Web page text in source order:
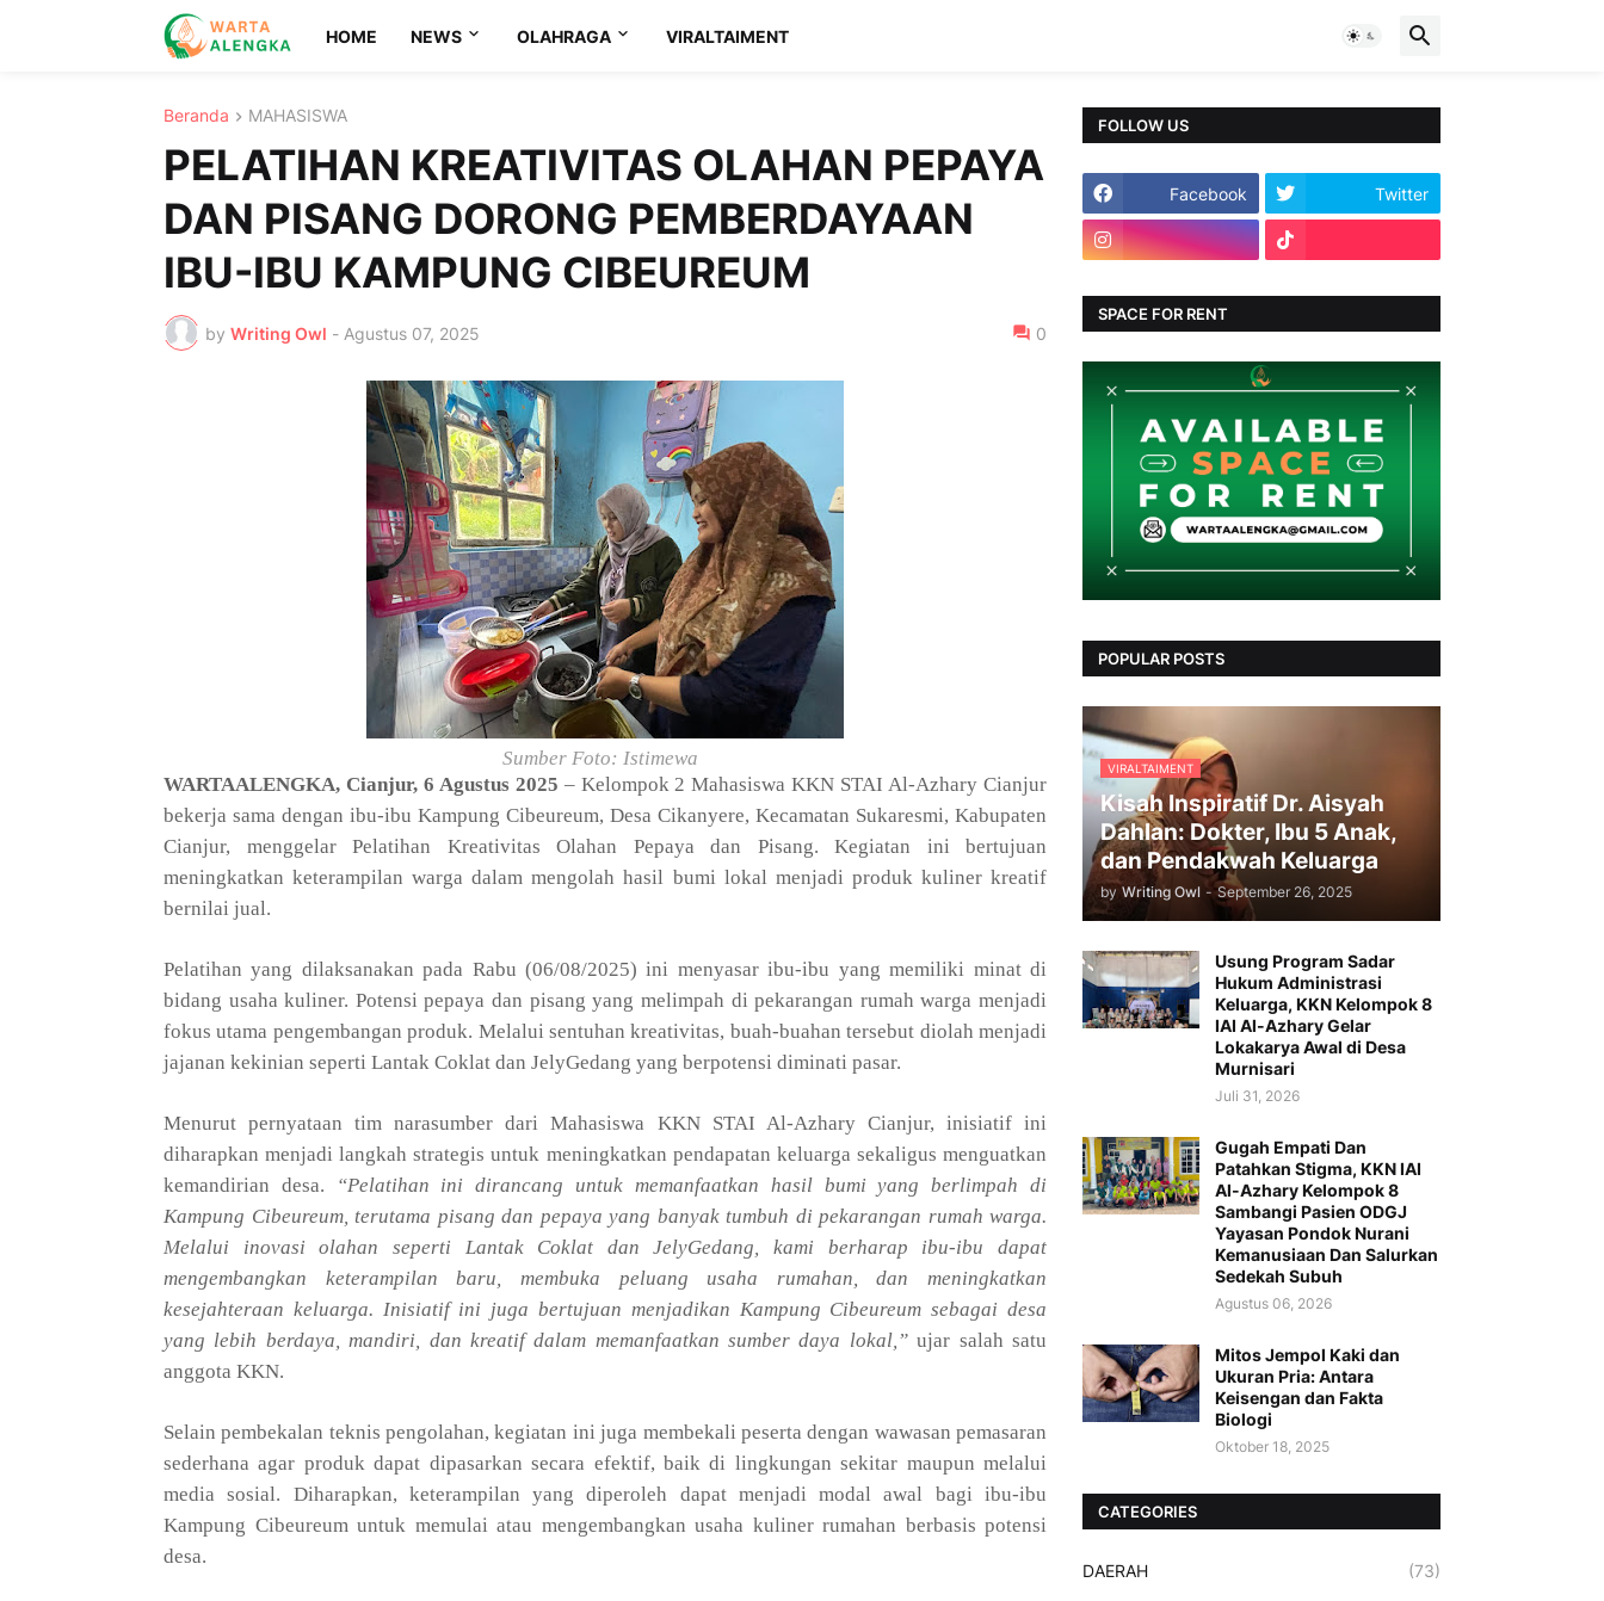
HOME NEWS OLAHRAGA VIRALTAIMENT
Beranda MAHASISWA
PELATIHAN KREATIVITAS OLAHAN PEPAYA
DAN PISANG DORONG PEMBERDAYAAN
IBU-IBU KAMPUNG CIBEUREUM
by Writing Owl - Agustus 07, 2025 0
Sumber Foto: Istimewa
WARTAALENGKA, Cianjur, 6 Agustus 2025 – Kelompok 2 Mahasiswa KKN STAI Al-Azhary Cianjur
bekerja sama dengan ibu-ibu Kampung Cibeureum, Desa Cikanyere, Kecamatan Sukaresmi, Kabupaten
Cianjur, menggelar Pelatihan Kreativitas Olahan Pepaya dan Pisang. Kegiatan ini bertujuan
meningkatkan keterampilan warga dalam mengolah hasil bumi lokal menjadi produk kuliner kreatif
bernilai jual.
Pelatihan yang dilaksanakan pada Rabu (06/08/2025) ini menyasar ibu-ibu yang memiliki minat di
bidang usaha kuliner. Potensi pepaya dan pisang yang melimpah di pekarangan rumah warga menjadi
fokus utama pengembangan produk. Melalui sentuhan kreativitas, buah-buahan tersebut diolah menjadi
jajanan kekinian seperti Lantak Coklat dan JelyGedang yang berpotensi diminati pasar.
Menurut pernyataan tim narasumber dari Mahasiswa KKN STAI Al-Azhary Cianjur, inisiatif ini
diharapkan menjadi langkah strategis untuk meningkatkan pendapatan keluarga sekaligus menguatkan
kemandirian desa.
“Pelatihan ini dirancang untuk memanfaatkan hasil bumi yang berlimpah di
Kampung Cibeureum, terutama pisang dan pepaya yang banyak tumbuh di pekarangan rumah warga.
Melalui inovasi olahan seperti Lantak Coklat dan JelyGedang, kami berharap ibu-ibu dapat
mengembangkan keterampilan baru, membuka peluang usaha rumahan, dan meningkatkan
kesejahteraan keluarga. Inisiatif ini juga bertujuan menjadikan Kampung Cibeureum sebagai desa
yang lebih berdaya, mandiri, dan kreatif dalam memanfaatkan sumber daya lokal,”ujar salah satu
anggota KKN.
Selain pembekalan teknis pengolahan, kegiatan ini juga membekali peserta dengan wawasan pemasaran
sederhana agar produk dapat dipasarkan secara efektif, baik di lingkungan sekitar maupun melalui
media sosial. Diharapkan, keterampilan yang diperoleh dapat menjadi modal awal bagi ibu-ibu
Kampung Cibeureum untuk memulai atau mengembangkan usaha kuliner rumahan berbasis potensi
desa.
FOLLOW US
Facebook Twitter
SPACE FOR RENT
POPULAR POSTS
VIRALTAIMENT
Kisah Inspiratif Dr. Aisyah
Dahlan: Dokter, Ibu 5 Anak,
dan Pendakwah Keluarga
by Writing Owl - September 26, 2025
Usung Program Sadar
Hukum Administrasi
Keluarga, KKN Kelompok 8
IAI Al-Azhary Gelar
Lokakarya Awal di Desa
Murnisari
Juli 31, 2026
Gugah Empati Dan
Patahkan Stigma, KKN IAI
Al-Azhary Kelompok 8
Sambangi Pasien ODGJ
Yayasan Pondok Nurani
Kemanusiaan Dan Salurkan
Sedekah Subuh
Agustus 06, 2026
Mitos Jempol Kaki dan
Ukuran Pria: Antara
Keisengan dan Fakta
Biologi
Oktober 18, 2025
CATEGORIES
DAERAH (73)